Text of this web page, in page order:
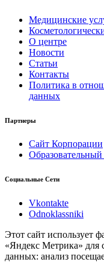
Медицинские
О центре
Новости
Статьи
Контакты
Политика в
данных
Партнеры
Сайт Корпорации
Образовательный
Социальные Сети
Vkontakte
Odnoklassniki
Этот сайт использует
«Яндекс Метрика» для
данных: анализ